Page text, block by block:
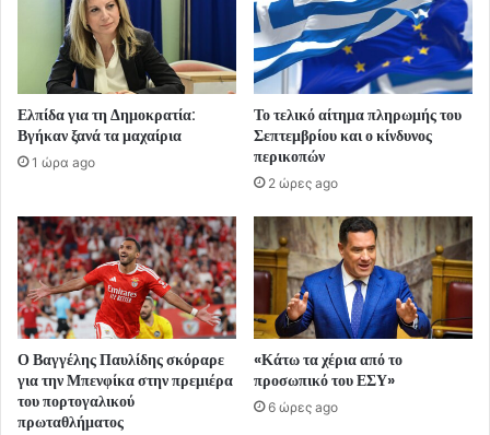
Ελπίδα για τη Δημοκρατία:
Βγήκαν ξανά τα μαχαίρια
1 ώρα ago
Το τελικό αίτημα πληρωμής του
Σεπτεμβρίου και ο κίνδυνος
περικοπών
2 ώρες ago
Ο Βαγγέλης Παυλίδης σκόραρε
για την Μπενφίκα στην πρεμιέρα
του πορτογαλικού
πρωταθλήματος
«Κάτω τα χέρια από το
προσωπικό του ΕΣΥ»
6 ώρες ago